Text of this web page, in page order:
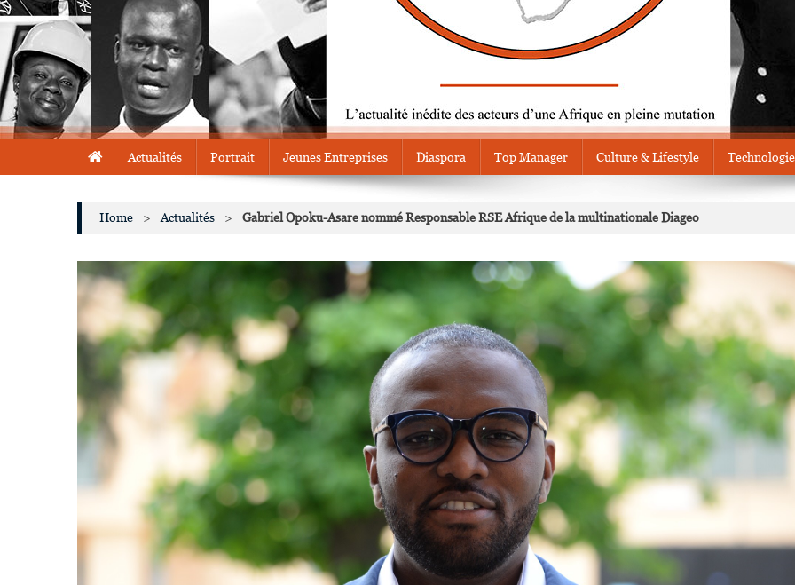
Actualités Portrait Jeunes Entreprises Diaspora Top Manager Culture & Lifestyle
Home > Actualités > Gabriel Opoku-Asare nommé Responsable RSE Afrique de la multinationale Diageo